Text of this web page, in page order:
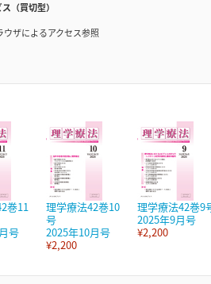
（買切型）
ザによるアクセス参照
巻11
号
理学療法42巻10
号
2025年10月号
¥2,200
理学療法42巻9
2025年9月号
¥2,200